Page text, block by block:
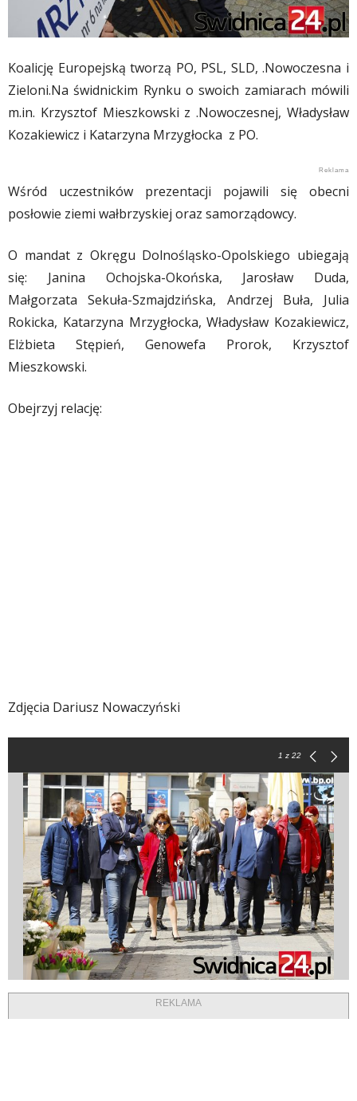
Koalicję Europejską tworzą PO, PSL, SLD, .Nowoczesna i
Zieloni.Na świdnickim Rynku o swoich zamiarach mówili
m.in. Krzysztof Mieszkowski z .Nowoczesnej, Władysław
Kozakiewicz i Katarzyna Mrzygłocka z PO.
Wśród uczestników prezentacji pojawili się obecni
posłowie ziemi wałbrzyskiej oraz samorządowcy.
O mandat z Okręgu Dolnośląsko-Opolskiego ubiegają
się: Janina Ochojska-Okońska, Jarosław Duda,
Małgorzata Sekuła-Szmajdzińska, Andrzej Buła, Julia
Rokicka, Katarzyna Mrzygłocka, Władysław Kozakiewicz,
Elżbieta Stępień, Genowefa Prorok, Krzysztof
Mieszkowski.
Obejrzyj relację:
Zdjęcia Dariusz Nowaczyński
1 z 22
REKLAMA